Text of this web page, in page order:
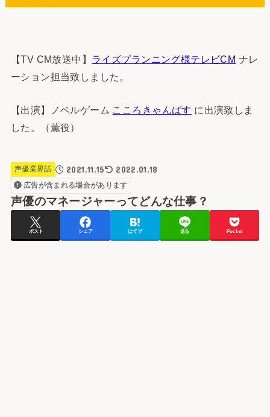
【TV CM放送中】 ライズプランニング様テレビCM ナレ
ーション担当致しました。
【出演】ノベルゲーム こころきゃんばす に出演致しま
した。（薫役）
声優業界話 2021.11.15 2022.01.18
広告が含まれる場合があります
声優のマネージャーってどんな仕事？
ポスト シェア はてブ 送る Pocket